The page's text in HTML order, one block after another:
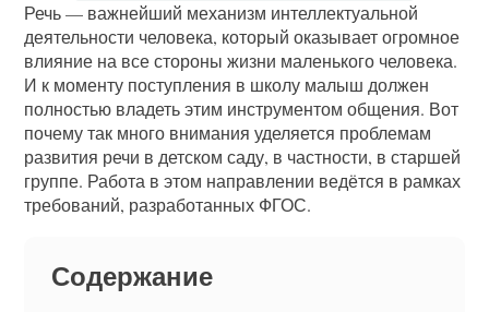
Речь — важнейший механизм интеллектуальной
деятельности человека, который оказывает огромное
влияние на все стороны жизни маленького человека.
И к моменту поступления в школу малыш должен
полностью владеть этим инструментом общения. Вот
почему так много внимания уделяется проблемам
развития речи в детском саду, в частности, в старшей
группе. Работа в этом направлении ведётся в рамках
требований, разработанных ФГОС.
Содержание